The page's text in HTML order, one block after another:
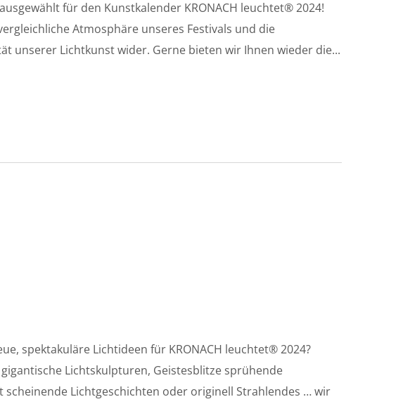
für den Kunstkalender KRONACH leuchtet® 2024!
Atmosphäre unseres Festivals und die
unserer Lichtkunst wider. Gerne bieten wir Ihnen wieder die...
spektakuläre Lichtideen für KRONACH leuchtet® 2024?
Lichtskulpturen, Geistesblitze sprühende
scheinende Lichtgeschichten oder originell Strahlendes … wir